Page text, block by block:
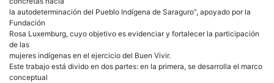
la autodeterminación del Pueblo Indígena de Saraguro”, apoyado por la
Fundación
Rosa Luxemburg, cuyo objetivo es evidenciar y fortalecer la participación
de las
mujeres indígenas en el ejercicio del Buen Vivir.
Este trabajo está divido en dos partes: en la primera, se desarrolla el marco
conceptual